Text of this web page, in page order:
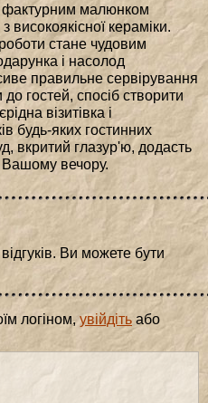
фактурним малюнком
високоякісної кераміки.
стане чудовим
і насолод
правильне сервірування
гостей, спосіб створити
візитівка і
будь-яких гостинних
вкритий глазур'ю, додасть
Вашому вечору.
Ви можете бути
логіном,увійдіть або